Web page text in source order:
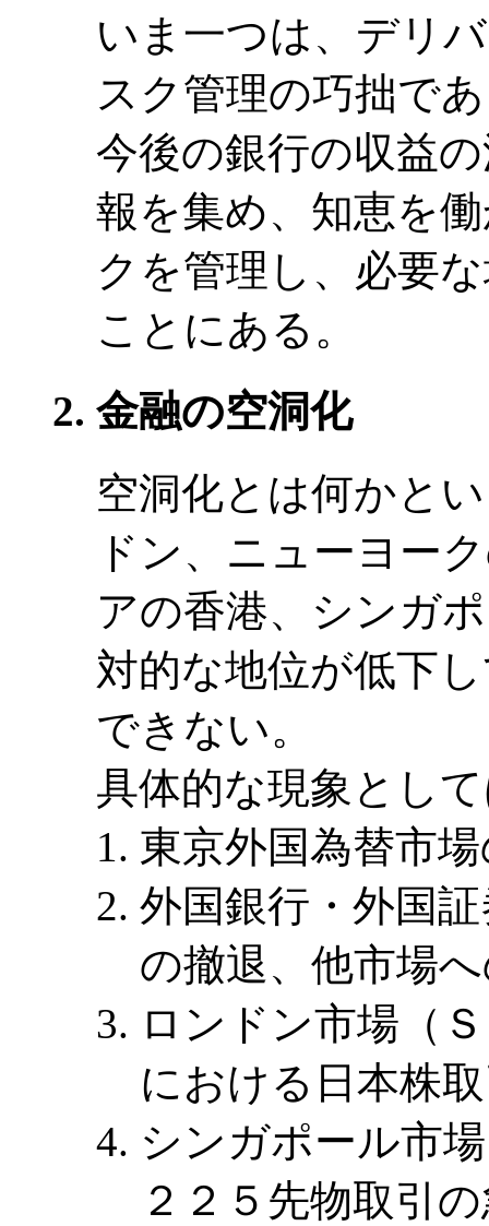
いま一つは、デリ
スク管理の巧拙で
今後の銀行の収益
報を集め、知恵を
クを管理し、必要
ことにある。
金融の空洞化
空洞化とは何かと
ドン、ニューヨー
アの香港、シンガ
対的な地位が低下
できない。
具体的な現象とし
東京外国為替市
外国銀行・外国
の撤退、他市場
ロンドン市場（
における日本株
シンガポール市
２２５先物取引